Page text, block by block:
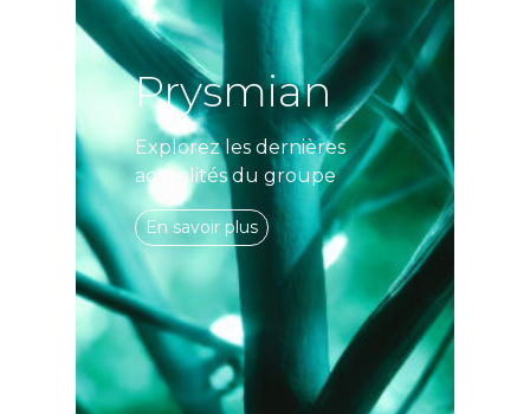
Prysmian
Explorez les dernières
actualités du groupe
En savoir plus